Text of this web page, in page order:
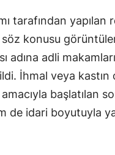
tarafından yapılan
söz konusu
adına adli
İhmal veya kastın
başlatılan
de idari boyutuyla